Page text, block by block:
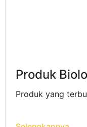
Produk
Produk yang